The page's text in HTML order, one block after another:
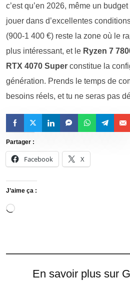
c’est qu’en 2026, même un
jouer dans d’excellentes
(900-1 400 €) reste la zone où le
plus intéressant, et le Ryzen 7
RTX 4070 Super constitue la
génération. Prends le temps de
besoins réels, et tu ne seras pas
Partager :
Facebook X
J’aime ça :
En savoir plus sur